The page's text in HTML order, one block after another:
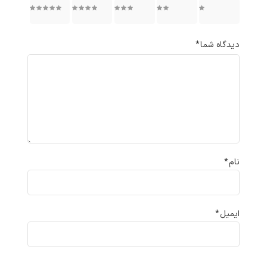
۳ از ۵ ۴ از ۵ ۵ از ۵
دیدگاه شما*
نام*
ایمیل*